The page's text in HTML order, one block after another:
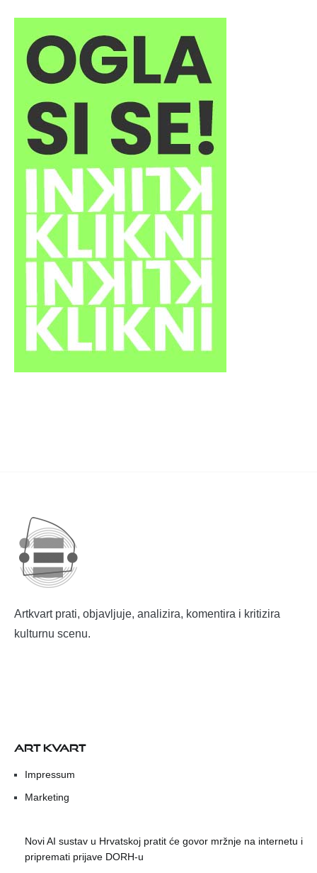
Artkvart prati, objavljuje, analizira, komentira i kritizira
kulturnu scenu.
ART KVART
Impressum
Marketing
Novi AI sustav u Hrvatskoj pratit će govor mržnje na internetu i
pripremati prijave DORH-u